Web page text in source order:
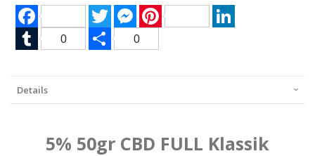
Twitter Messenger
Tumblr
0 Share0
Details
5% 50gr CBD FULL Klassik